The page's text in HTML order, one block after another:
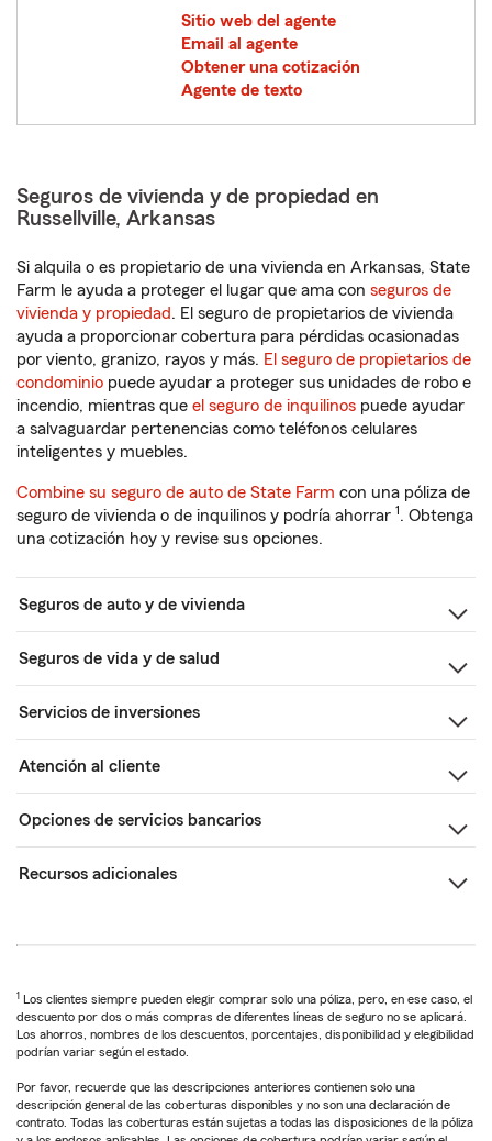
Sitio web del agente
Email al agente
Obtener una cotización
Agente de texto
Seguros de vivienda y de propiedad en
Russellville, Arkansas
Si alquila o es propietario de una vivienda en Arkansas, State
Farm le ayuda a proteger el lugar que ama con seguros de
vivienda y propiedad. El seguro de propietarios de vivienda
ayuda a proporcionar cobertura para pérdidas ocasionadas
por viento, granizo, rayos y más. El seguro de propietarios de
condominio puede ayudar a proteger sus unidades de robo e
incendio, mientras que el seguro de inquilinos puede ayudar
a salvaguardar pertenencias como teléfonos celulares
inteligentes y muebles.
Combine su seguro de auto de State Farm con una póliza de
seguro de vivienda o de inquilinos y podría ahorrar 1. Obtenga
una cotización hoy y revise sus opciones.
Seguros de auto y de vivienda
Seguros de vida y de salud
Servicios de inversiones
Atención al cliente
Opciones de servicios bancarios
Recursos adicionales
1 Los clientes siempre pueden elegir comprar solo una póliza, pero, en ese caso, el
descuento por dos o más compras de diferentes líneas de seguro no se aplicará.
Los ahorros, nombres de los descuentos, porcentajes, disponibilidad y elegibilidad
podrían variar según el estado.
Por favor, recuerde que las descripciones anteriores contienen solo una
descripción general de las coberturas disponibles y no son una declaración de
contrato. Todas las coberturas están sujetas a todas las disposiciones de la póliza